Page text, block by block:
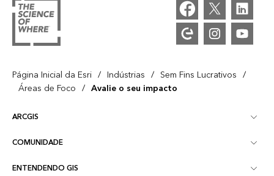
Página Inicial da Esri / Indústrias / Sem Fins Lucrativos /
Áreas de Foco / Avalie o seu impacto
ARCGIS
Visão Geral do ArcGIS
COMUNIDADE
Esri Community
ENTENDENDO GIS